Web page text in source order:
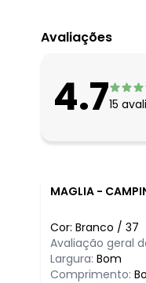
Avaliações
4.715
MAGLIA -
Cor: Branco / 37
Avaliação geral
Largura: Bom
Comprimento: